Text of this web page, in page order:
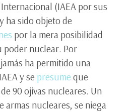
(IAEA por sus
ha sido objeto de
por la mera posibilidad
poder nuclear. Por
ha permitido una
y se presume que
90 ojivas nucleares. Un
armas nucleares, se niega